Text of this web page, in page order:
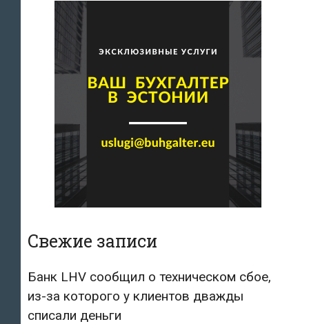
Свежие записи
Банк LHV сообщил о техническом сбое,
из-за которого у клиентов дважды
списали деньги